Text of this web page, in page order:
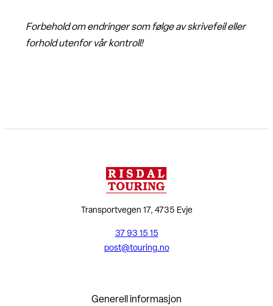
Forbehold om endringer som følge av skrivefeil eller
forhold utenfor vår kontroll!
Transportvegen 17, 4735 Evje
37 93 15 15
post@touring.no
Generell informasjon